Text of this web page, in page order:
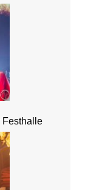
Festhalle